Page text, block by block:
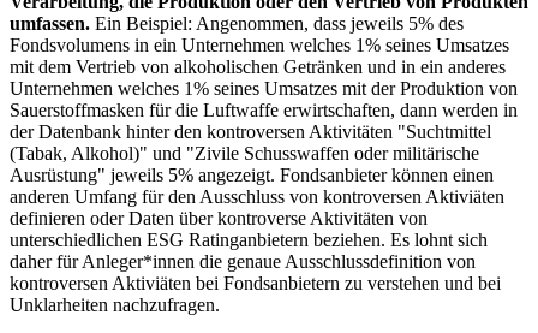
umfassen. Ein Beispiel: Angenommen, dass jeweils 5% des
Fondsvolumens in ein Unternehmen welches 1% seines Umsatzes
mit dem Vertrieb von alkoholischen Getränken und in ein anderes
Unternehmen welches 1% seines Umsatzes mit der Produktion von
Sauerstoffmasken für die Luftwaffe erwirtschaften, dann werden in
der Datenbank hinter den kontroversen Aktivitäten "Suchtmittel
(Tabak, Alkohol)" und "Zivile Schusswaffen oder militärische
Ausrüstung" jeweils 5% angezeigt. Fondsanbieter können einen
anderen Umfang für den Ausschluss von kontroversen Aktiviäten
definieren oder Daten über kontroverse Aktivitäten von
unterschiedlichen ESG Ratinganbietern beziehen. Es lohnt sich
daher für Anleger*innen die genaue Ausschlussdefinition von
kontroversen Aktiviäten bei Fondsanbietern zu verstehen und bei
Unklarheiten nachzufragen.